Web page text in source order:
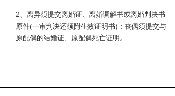
2、离异须提交离婚证、离婚调解书或离婚判决书
原件(一审判决还须附生效证明书)；丧偶须提交与
原配偶的结婚证、原配偶死亡证明。